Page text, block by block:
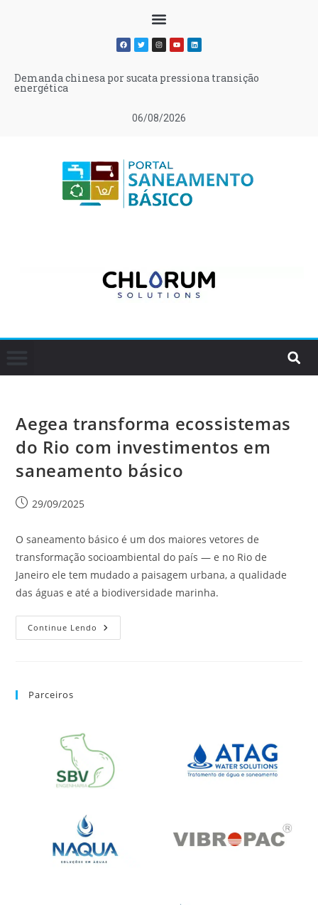
06/08/2026
Demanda chinesa por sucata pressiona transição
energética
Aegea transforma ecossistemas
do Rio com investimentos em
saneamento básico
29/09/2025
O saneamento básico é um dos maiores vetores de
transformação socioambiental do país — e no Rio de
Janeiro ele tem mudado a paisagem urbana, a qualidade
das águas e até a biodiversidade marinha.
Continue Lendo
Parceiros